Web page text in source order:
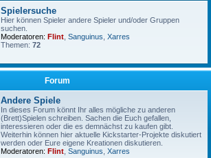
Spielersuche
Hier können Spieler andere Spieler und/oder Gruppen
suchen.
Moderatoren: Flint Sanguinus Xarres
Themen: 72
Forum
Andere Spiele
In dieses Forum könnt Ihr alles mögliche zu anderen
(Brett)Spielen schreiben. Sachen die Euch gefallen,
interessieren oder die es demnächst zu kaufen gibt.
Weiterhin können hier aktuelle Kickstarter-Projekte diskutiert
werden oder Eure eigene Kreationen diskutieren.
Moderatoren: Flint Sanguinus Xarres